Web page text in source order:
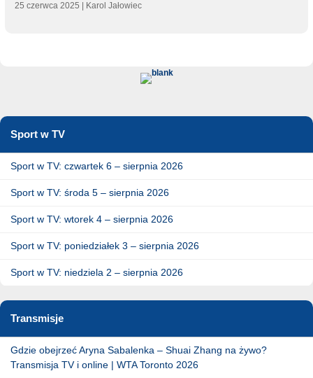
25 czerwca 2025 | Karol Jałowiec
Sport w TV
Sport w TV: czwartek 6 – sierpnia 2026
Sport w TV: środa 5 – sierpnia 2026
Sport w TV: wtorek 4 – sierpnia 2026
Sport w TV: poniedziałek 3 – sierpnia 2026
Sport w TV: niedziela 2 – sierpnia 2026
Transmisje
Gdzie obejrzeć Aryna Sabalenka – Shuai Zhang na żywo?
Transmisja TV i online | WTA Toronto 2026